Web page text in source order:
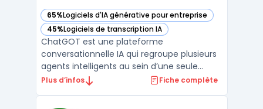
65%Logiciels d'IA générative pour entreprise
— voir ChatGOT dans cette catégorie
45%Logiciels de transcription IA
— voir ChatGOT dans cette catégorie
ChatGOT est une plateforme
conversationnelle IA qui regroupe plusieurs
agents intelligents au sein d’une seule
interface. L’utilisateur peut interagir avec
Plus d’infos Fiche complète